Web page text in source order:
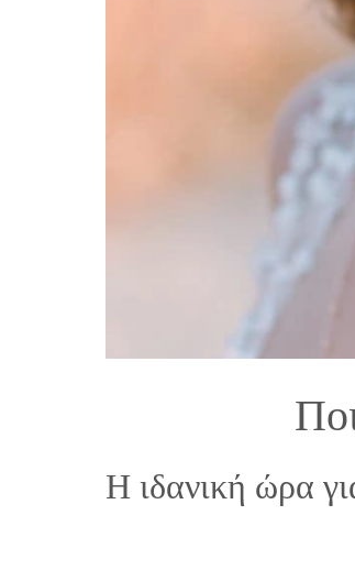
Η ιδανική ώρα